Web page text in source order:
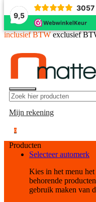
9,5
3057
inclusief BTW exclusief
Mijn rekening
0
Producten
Selecteer automerk
Kies in het menu
behorende
gebruik maken van